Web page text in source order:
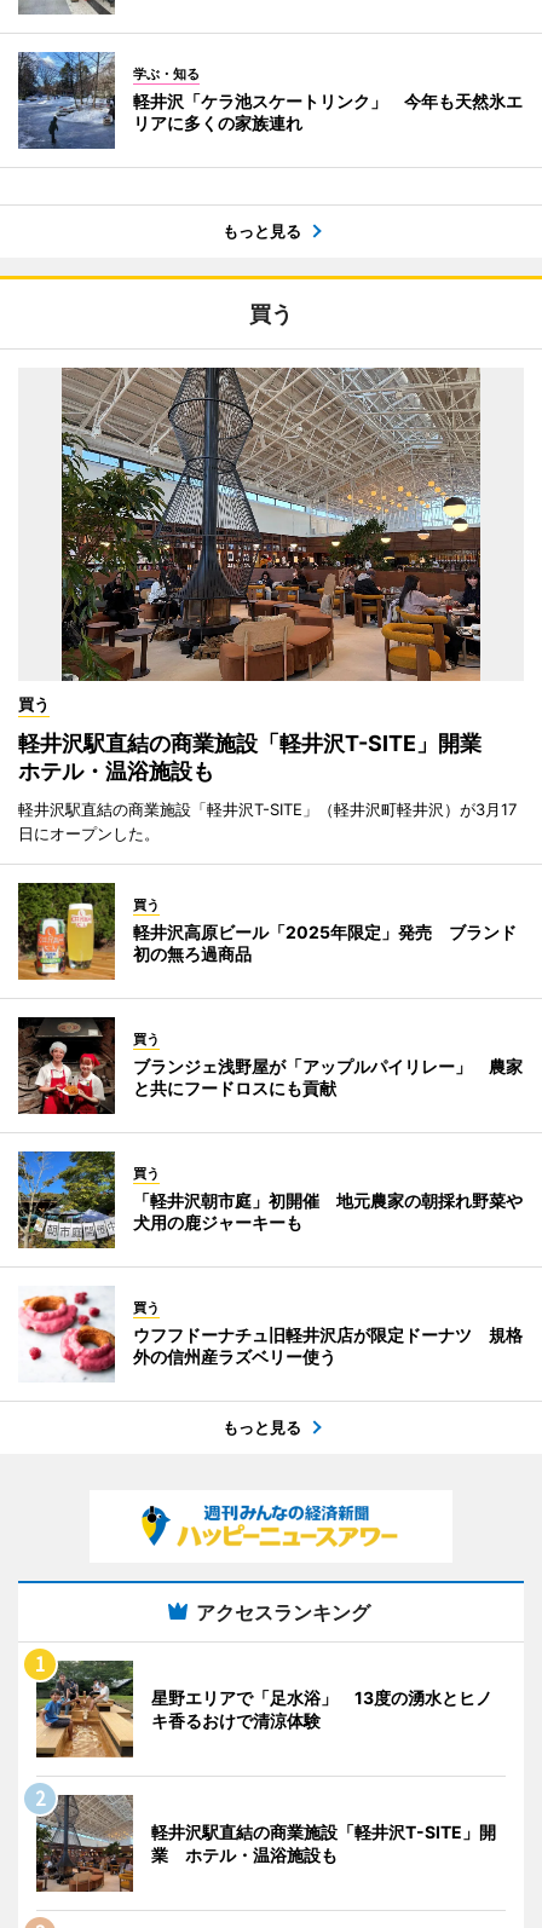
学ぶ・知る
軽井沢「ケラ池スケートリンク」 今年も天然氷エ
リアに多くの家族連れ
もっと見る
買う
買う
軽井沢駅直結の商業施設「軽井沢T-SITE」開業
ホテル・温浴施設も
軽井沢駅直結の商業施設「軽井沢T-SITE」（軽井沢町軽井沢）が3月17
日にオープンした。
買う
軽井沢高原ビール「2025年限定」発売 ブランド
初の無ろ過商品
買う
ブランジェ浅野屋が「アップルパイリレー」 農家
と共にフードロスにも貢献
買う
「軽井沢朝市庭」初開催 地元農家の朝採れ野菜や
犬用の鹿ジャーキーも
買う
ウフフドーナチュ旧軽井沢店が限定ドーナツ 規格
外の信州産ラズベリー使う
もっと見る
アクセスランキング
星野エリアで「足水浴」 13度の湧水とヒノ
キ香るおけで清涼体験
軽井沢駅直結の商業施設「軽井沢T-SITE」開
業 ホテル・温浴施設も